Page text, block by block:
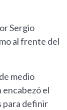
Sergio
al frente del
medio
el
para definir